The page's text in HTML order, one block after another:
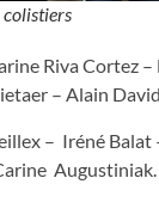
colistiers
Riva Cortez
– Alain
– Iréné